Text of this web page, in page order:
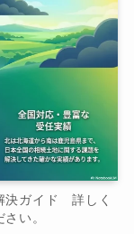
決ガイド 詳しく
い。